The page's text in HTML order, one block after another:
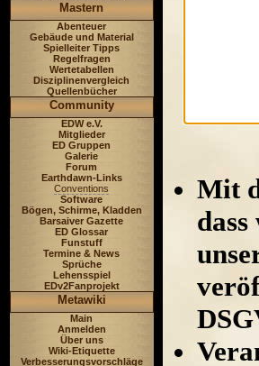
Mastern
Abenteuer
Gebäude und Material
Spielleiter Tipps
Regelfragen
Wertetabellen
Disziplinenvergleich
Quellenbücher
Community
EDW e.V.
Mitglieder
ED Gruppen
Galerie
Forum
Earthdawn-Links
Conventions
Software
Bögen, Schirme, Kladden
Barsaiver Gazette
ED Glossar
Funstuff
Termine & News
Sprüche
Lehensspiel
EDv2Fanprojekt
Metawiki
Main
Anmelden
Über uns
Wiki-Etiquette
Verbesserungsvorschläge
Mit